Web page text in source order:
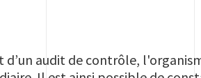
d’un audit de contrôle,